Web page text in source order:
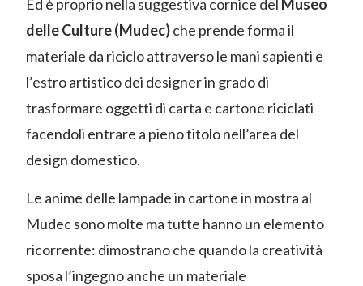
Ed è proprio nella suggestiva cornice del Museo
delle Culture (Mudec)che prende forma il
materiale da riciclo attraverso le mani sapienti e
l’estro artistico dei designer in grado di
trasformare oggetti di carta e cartone riciclati
facendoli entrare a pieno titolo nell’area del
design domestico.
Le anime delle lampade in cartone in mostra al
Mudec sono molte ma tutte hanno un elemento
ricorrente: dimostrano che quando la creatività
sposa l’ingegno anche un materiale